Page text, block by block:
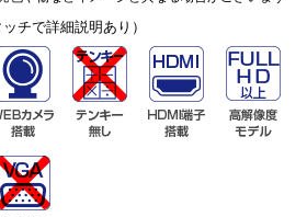
チで詳細説明あり）